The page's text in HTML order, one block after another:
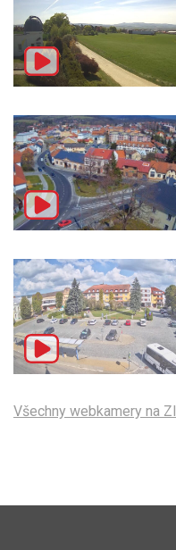
Všechny webkamery na